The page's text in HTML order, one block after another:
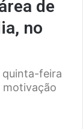
de
no
quinta-feira
motivação